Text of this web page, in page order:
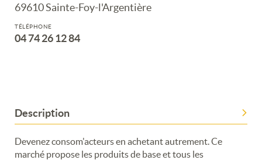
Description
Devenez consom'acteurs en achetant autrement. Ce
marché propose les produits de base et tous les
69610 Sainte-Foy-l'Argentière
TÉLÉPHONE
04 74 26 12 84